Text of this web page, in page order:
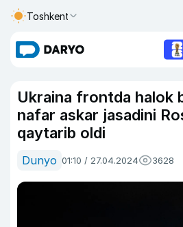
Toshkent
Ukraina frontda halok
nafar askar jasadini
qaytarib oldi
Dunyo 01:10 / 27.04.2024 3628